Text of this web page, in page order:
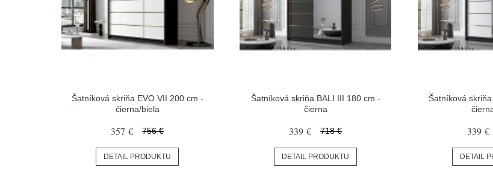
Šatníková skriňa EVO VII 200 cm -
čierna/biela
357 € 756 €
DETAIL PRODUKTU
Šatníková skriňa BALI III 180 cm -
čierna
339 € 718 €
DETAIL PRODUKTU
Šatníková
339 €
DETAIL